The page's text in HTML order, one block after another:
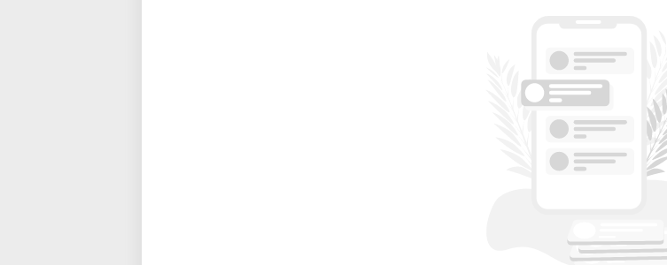
Altura de capa: Ajustable desde 0.1 mm hasta 0.4 mm, permitiendo
Diámetro de boquilla: Estándar de 0.4 mm, con opciones para cambiar
Temperatura máxima de boquilla: 260°C, que acomoda varios tipos de
materiales que requieren temperaturas de cama más altas.